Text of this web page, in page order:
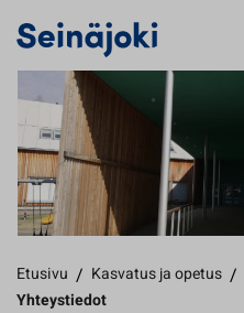
Etusivu / Kasvatus ja opetus /
Yhteystiedot